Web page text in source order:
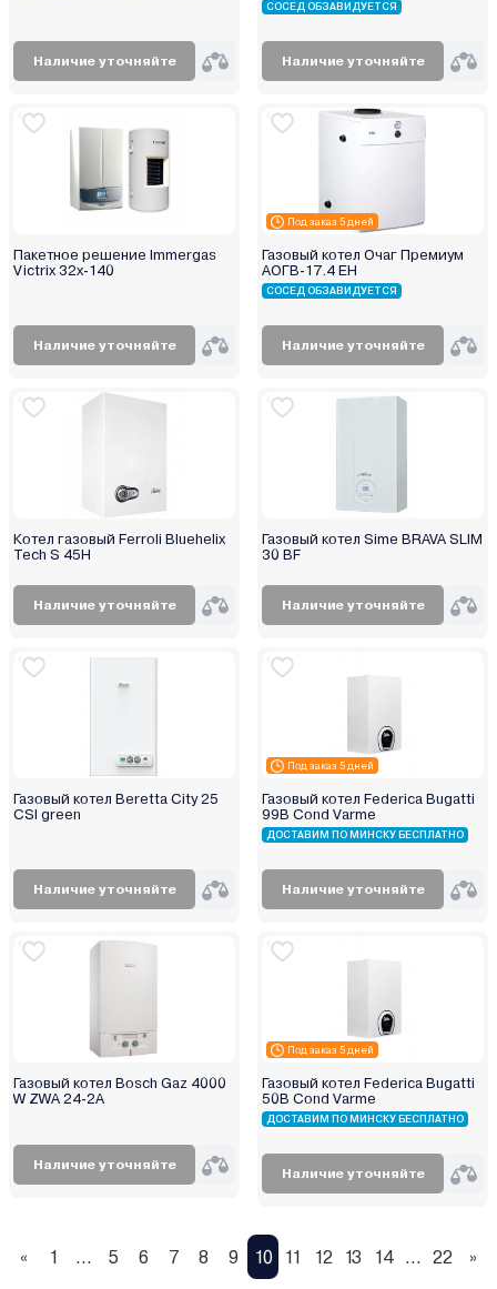
Наличие уточняйте
СОСЕД ОБЗАВИДУЕТСЯ
Наличие уточняйте
Пакетное решение Immergas
Victrix 32x-140
Наличие уточняйте
Под заказ 5 дней
Газовый котел Очаг Премиум
АОГВ-17.4 ЕH
СОСЕД ОБЗАВИДУЕТСЯ
Наличие уточняйте
Котел газовый Ferroli Bluehelix
Tech S 45H
Наличие уточняйте
Газовый котел Sime BRAVA SLIM
30 BF
Наличие уточняйте
Газовый котел Beretta City 25
CSI green
Наличие уточняйте
Под заказ 5 дней
Газовый котел Federica Bugatti
99B Cond Varme
ДОСТАВИМ ПО МИНСКУ БЕСПЛАТНО
Наличие уточняйте
Газовый котел Bosch Gaz 4000
W ZWA 24-2А
Наличие уточняйте
Под заказ 5 дней
Газовый котел Federica Bugatti
50B Cond Varme
ДОСТАВИМ ПО МИНСКУ БЕСПЛАТНО
Наличие уточняйте
« 1 ... 5 6 7 8 9 10 11 12 13 14 ... 22 »